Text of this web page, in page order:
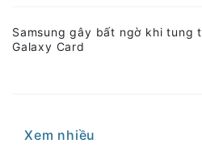
Samsung gây bất ngờ khi tung
Galaxy Card
Xem nhiều